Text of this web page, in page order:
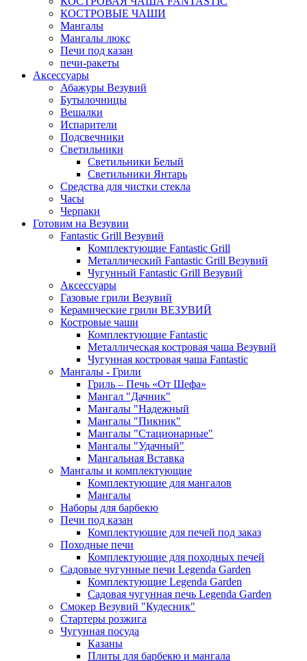
КОСТРОВЫЕ ЧАШИ
Мангалы
Мангалы люкс
Печи под казан
печи-ракеты
Аксессуары
Абажуры Везувий
Бутылочницы
Вешалки
Испарители
Подсвечники
Светильники
Светильники Белый
Светильники Янтарь
Средства для чистки стекла
Часы
Черпаки
Готовим на Везувии
Fantastic Grill Везувий
Комплектующие Fantastic Grill
Металлический Fantastic Grill Везувий
Чугунный Fantastic Grill Везувий
Аксессуары
Газовые грили Везувий
Керамические грили ВЕЗУВИЙ
Костровые чаши
Комплектующие Fantastic
Металлическая костровая чаша Везувий
Чугунная костровая чаша Fantastic
Мангалы - Грили
Гриль – Печь «От Шефа»
Мангал "Дачник"
Мангалы "Надежный
Мангалы "Пикник"
Мангалы "Стационарные"
Мангалы "Удачный"
Мангальная Вставка
Мангалы и комплектующие
Комплектующие для мангалов
Мангалы
Наборы для барбекю
Печи под казан
Комплектующие для печей под заказ
Походные печи
Комплектующие для походных печей
Садовые чугунные печи Legenda Garden
Комплектующие Legenda Garden
Садовая чугунная печь Legenda Garden
Смокер Везувий "Кудесник"
Стартеры розжига
Чугунная посуда
Казаны
Плиты для барбекю и мангала